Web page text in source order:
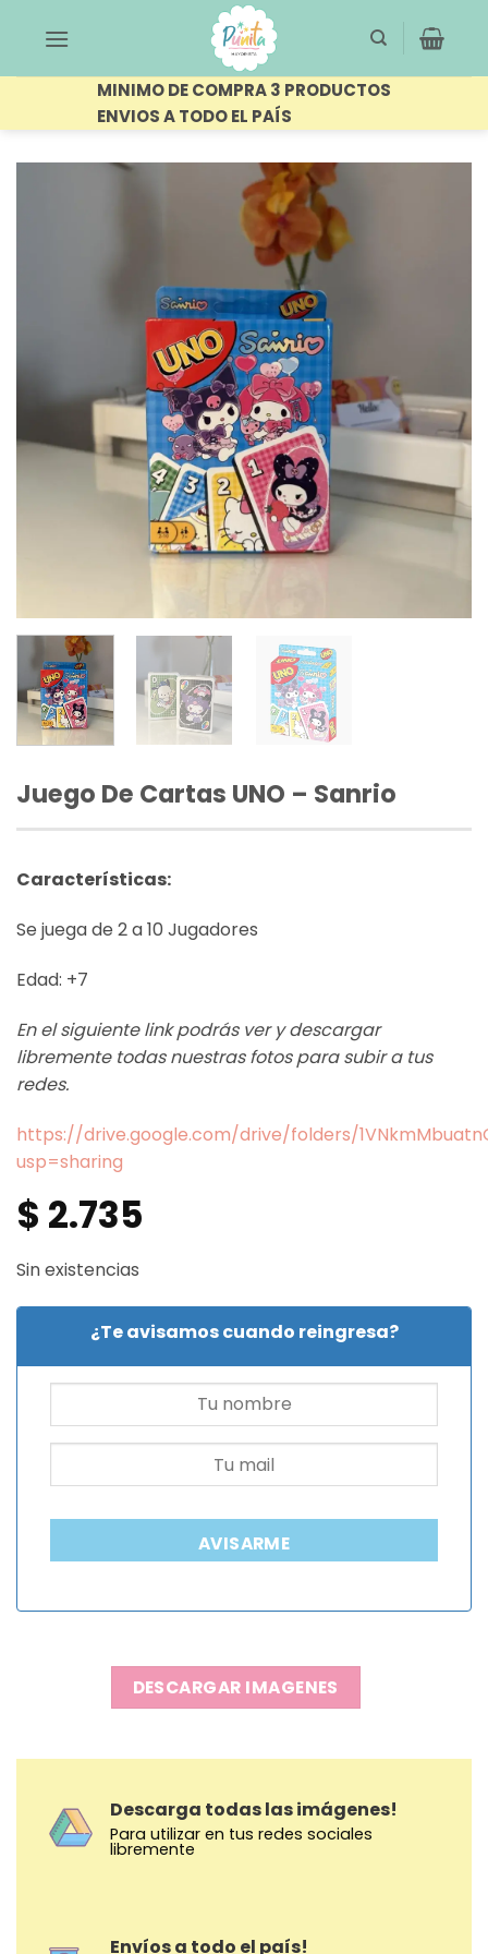
MINIMO DE COMPRA 3 PRODUCTOS
ENVIOS A TODO EL PAÍS
Juego De Cartas UNO – Sanrio
Características:
Se juega de 2 a 10 Jugadores
Edad: +7
En el siguiente link podrás ver y descargar
libremente todas nuestras fotos para subir a tus
redes.
https://drive.google.com/drive/folders/
usp=sharing
$ 2.735
Sin existencias
¿Te avisamos cuando reingresa?
AVISARME
DESCARGAR IMAGENES
Descarga todas las imágenes!
Para utilizar en tus redes sociales
libremente
Envíos a todo el país!